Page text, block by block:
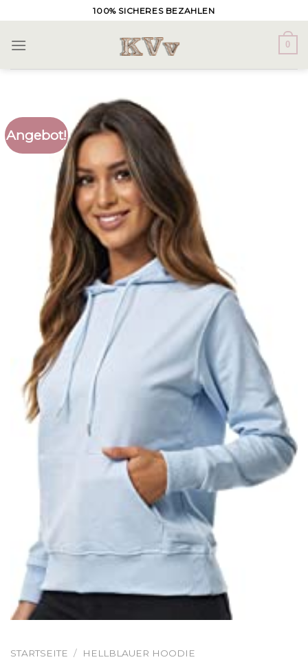
to
content
100% SICHERES BEZAHLEN
0
Angebot!
STARTSEITE / HELLBLAUER HOODIE